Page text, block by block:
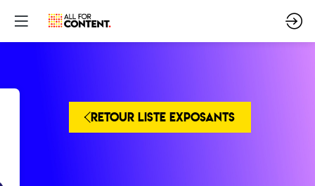
RETOUR LISTE EXPOSANTS